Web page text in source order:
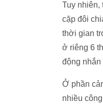
Tuy nhiên,
cặp đôi
thời gian
ở riêng 6
động
Ở phần
nhiều